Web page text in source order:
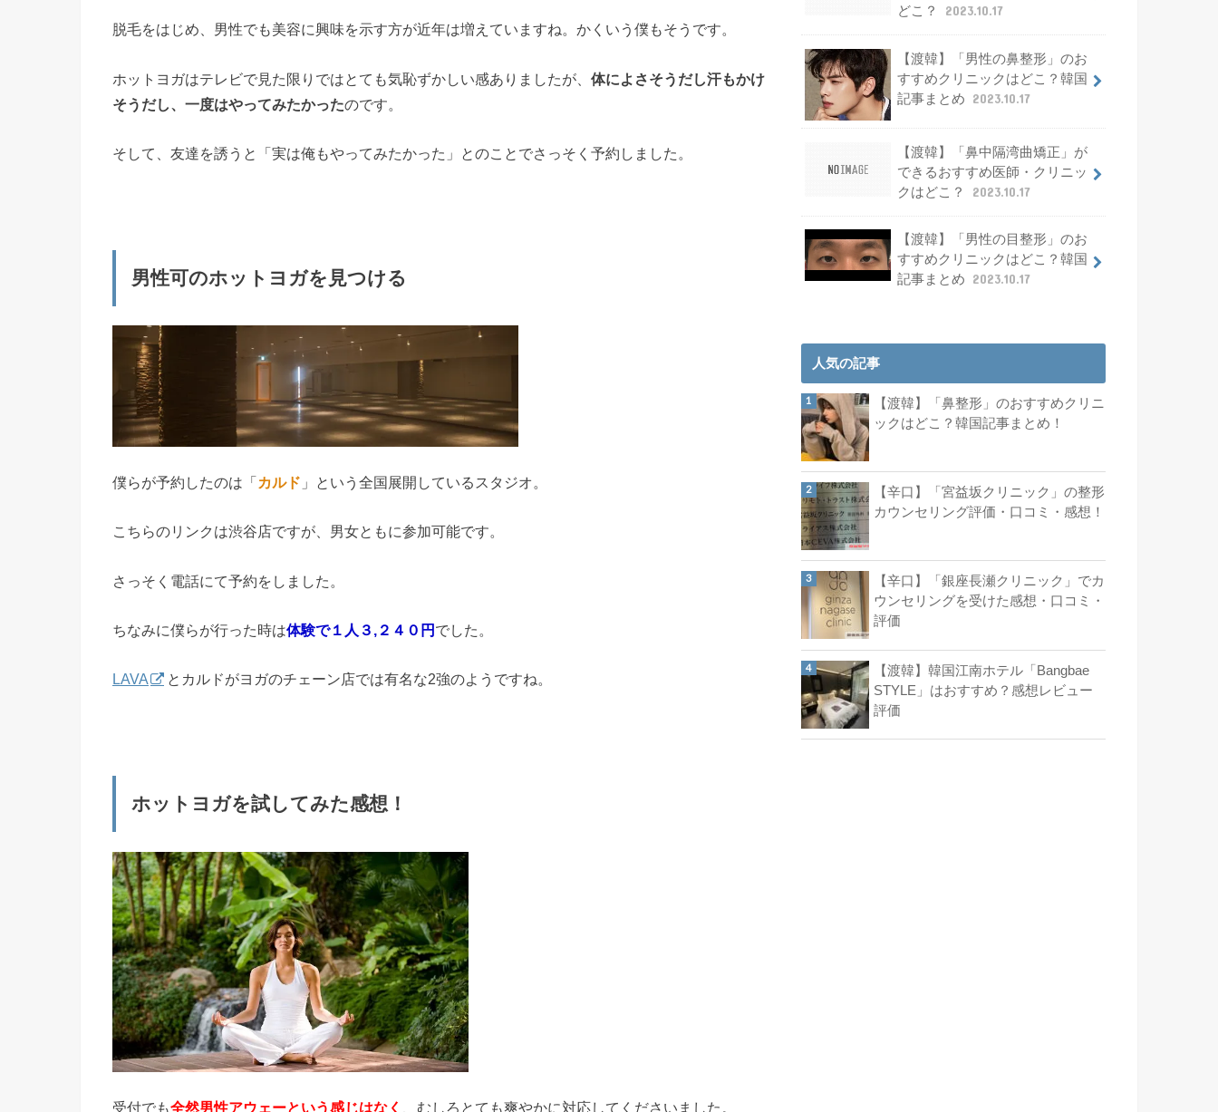
脱毛をはじめ、男性でも美容に興味を示す方が近年は増えていますね。かくいう僕もそうです。
ホットヨガはテレビで見た限りではとても気恥ずかしい感ありましたが、 体によさそうだし汗もかけ
そうだし、一度はやってみたかったのです。
そして、友達を誘うと「実は俺もやってみたかった」とのことでさっそく予約しました。
男性可のホットヨガを見つける
僕らが予約したのは「カルド 」という全国展開しているスタジオ。
こちらのリンクは渋谷店ですが、男女ともに参加可能です。
さっそく電話にて予約をしました。
ちなみに僕らが行った時は体験で１人３,２４０円 でした。
LAVA とカルドがヨガのチェーン店では有名な2強のようですね。
ホットヨガを試してみた感想！
受付でも全然男性アウェーという感じはなく 、むしろとても爽やかに対応してくださいました。
どこ？
2023.10.17
【渡韓】「男性の鼻整形」のお
すすめクリニックはどこ？韓国
記事まとめ
2023.10.17
【渡韓】「鼻中隔湾曲矯正」が
できるおすすめ医師・クリニッ
クはどこ？
2023.10.17
【渡韓】「男性の目整形」のお
すすめクリニックはどこ？韓国
記事まとめ
2023.10.17
人気の記事
【渡韓】「鼻整形」のおすすめクリニ
ックはどこ？韓国記事まとめ！
【辛口】「宮益坂クリニック」の整形
カウンセリング評価・口コミ・感想！
【辛口】「銀座長瀬クリニック」でカ
ウンセリングを受けた感想・口コミ・
評価
【渡韓】韓国江南ホテル「Bangbae
STYLE」はおすすめ？感想レビュー
評価